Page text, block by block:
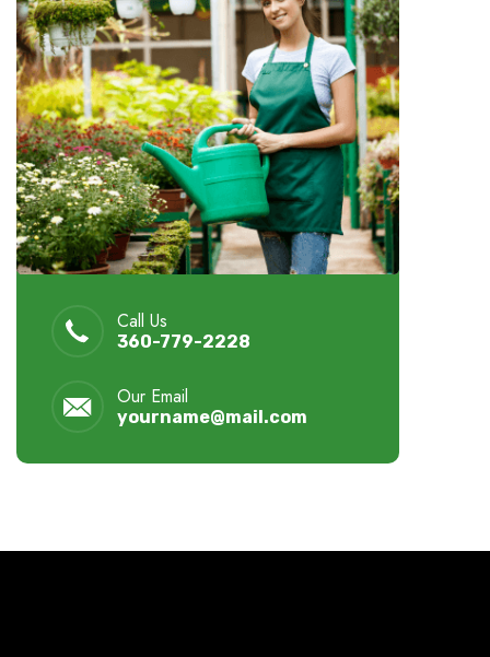
Call Us
360-779-2228
Our Email
yourname@mail.com